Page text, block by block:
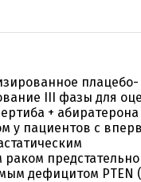
плацебо-
III фазы для
+
у пациентов с
дефицитом PTEN